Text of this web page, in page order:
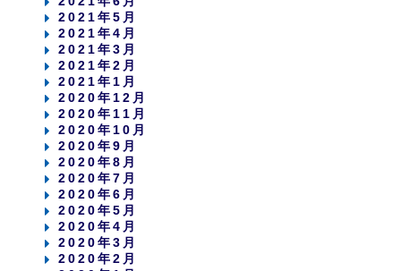
2021年5月
2021年4月
2021年3月
2021年2月
2021年1月
2020年12月
2020年11月
2020年10月
2020年9月
2020年8月
2020年7月
2020年6月
2020年5月
2020年4月
2020年3月
2020年2月